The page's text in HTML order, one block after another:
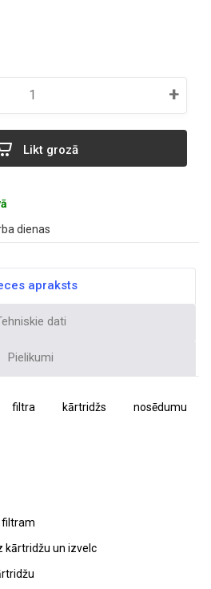
+
Likt grozā
dienas
apraksts
dati
Pielikumi
kārtridžs nosēdumu
filtram
kārtridžu un izvelc